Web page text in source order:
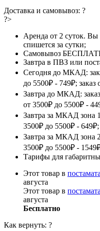
Доставка и самовывоз: ?
?>
Аренда от 2 суток. Вы
спишется за сутки;
Самовывоз
Завтра в ПВЗ или
Сегодня до МКАД:
до 5500₽ - 749₽;
Завтра до МКАД:
от 3500₽ до 5500₽ -
Завтра за МКАД зона
3500₽ до 5500₽ -
Завтра за МКАД зона
3500₽ до 5500₽ -
Тарифы для
Этот товар в
августа
Этот товар в
августа
Бесплатно
Как вернуть: ?